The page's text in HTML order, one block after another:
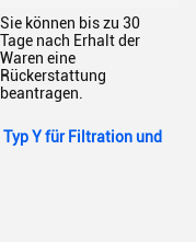
Sie können bis zu 30
Tage nach Erhalt der
Waren eine
Rückerstattung
beantragen.
Y für Filtration und